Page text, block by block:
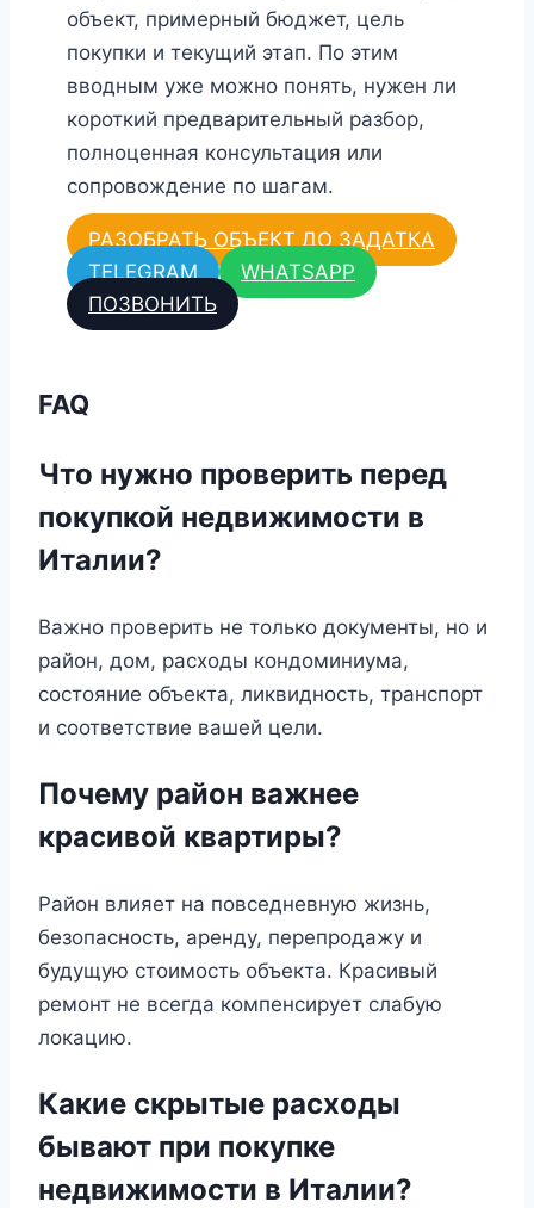
объект, примерный бюджет, цель
покупки и текущий этап. По этим
вводным уже можно понять, нужен ли
короткий предварительный разбор,
полноценная консультация или
сопровождение по шагам.
РАЗОБРАТЬ ОБЪЕКТ ДО ЗАДАТКА
TELEGRAM
WHATSAPP
ПОЗВОНИТЬ
FAQ
Что нужно проверить перед
покупкой недвижимости в
Италии?
Важно проверить не только документы, но и
район, дом, расходы кондоминиума,
состояние объекта, ликвидность, транспорт
и соответствие вашей цели.
Почему район важнее
красивой квартиры?
Район влияет на повседневную жизнь,
безопасность, аренду, перепродажу и
будущую стоимость объекта. Красивый
ремонт не всегда компенсирует слабую
локацию.
Какие скрытые расходы
бывают при покупке
недвижимости в Италии?